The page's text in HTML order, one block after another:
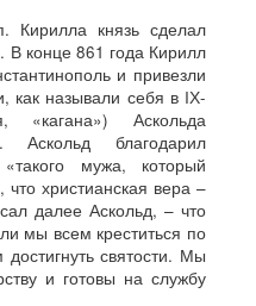
Кирилла князь сделал
В конце 861 года Кирилл
и привезли
как называли себя в IХ-
«кагана») Аскольда
благодарил
мужа, который
христианская вера –
далее Аскольд, – что
мы всем креститься по
святости. Мы
и готовы на службу